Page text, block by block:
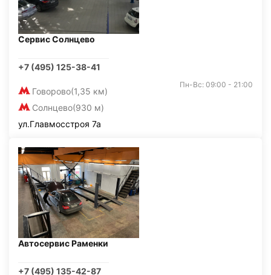
Сервис Солнцево
+7 (495) 125-38-41
Говорово(1,35 км)
Солнцево(930 м)
Пн-Вс: 09:00 - 21:00
ул.Главмосстроя 7а
Автосервис Раменки
+7 (495) 135-42-87